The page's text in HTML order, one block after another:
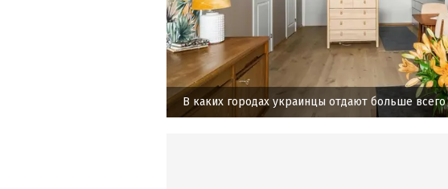
В каких городах украинцы отдают больше всего